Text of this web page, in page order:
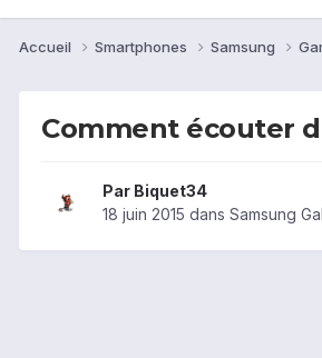
Accueil Smartphones Samsung
Comment écouter
Par Biquet34
18 juin 2015 dans Samsung